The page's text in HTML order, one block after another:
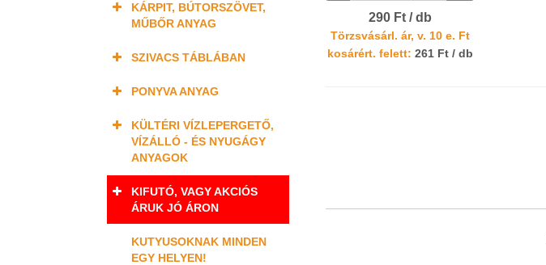
290 Ft / db
Törzsvásárl. ár, v. 10 e. Ft
kosárért. felett: 261 Ft / db
KÁRPIT, BÚTORSZÖVET,
MŰBŐR ANYAG
SZIVACS TÁBLÁBAN
PONYVA ANYAG
KÜLTÉRI VÍZLEPERGETŐ,
VÍZÁLLÓ - ÉS NYUGÁGY
ANYAGOK
KIFUTÓ, VAGY AKCIÓS
ÁRUK JÓ ÁRON
KUTYUSOKNAK MINDEN
EGY HELYEN!